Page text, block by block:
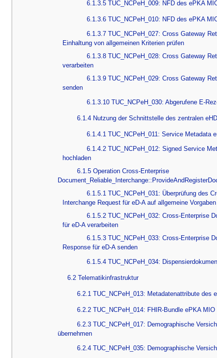
6.1.3.5 TUC_NCPeH_009: NFD des ePKA
6.1.3.6 TUC_NCPeH_010: NFD des ePKA
6.1.3.7 TUC_NCPeH_027: Cross Gateway
Einhaltung von allgemeinen Kriterien prüfen
6.1.3.8 TUC_NCPeH_028: Cross Gateway
verarbeiten
6.1.3.9 TUC_NCPeH_029: Cross Gateway
senden
6.1.3.10 TUC_NCPeH_030: Abgerufene E-
6.1.4 Nutzung der Schnittstelle des zentralen
6.1.4.1 TUC_NCPeH_011: Service Metadata
6.1.4.2 TUC_NCPeH_012: Signed Service
hochladen
6.1.5 Operation Cross-Enterprise
6.1.5.1 TUC_NCPeH_031: Überprüfung des
Interchange Request für eD-A auf allgemeine Vorgaben
6.1.5.2 TUC_NCPeH_032: Cross-Enterprise
für eD-A verarbeiten
6.1.5.3 TUC_NCPeH_033: Cross-Enterprise
Response für eD-A senden
6.1.5.4 TUC_NCPeH_034:
6.2 Telematikinfrastruktur
6.2.1 TUC_NCPeH_013: Metadatenattribute des
6.2.2 TUC_NCPeH_014: FHIR-Bundle ePKA MIO
6.2.3 TUC_NCPeH_017: Demographische
übernehmen
6.2.4 TUC_NCPeH_035: Demographische